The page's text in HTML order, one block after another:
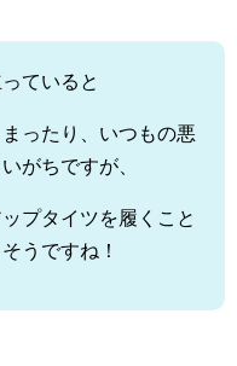
ていると
ったり、いつもの悪
がちですが、
プタイツを履くこと
うですね！